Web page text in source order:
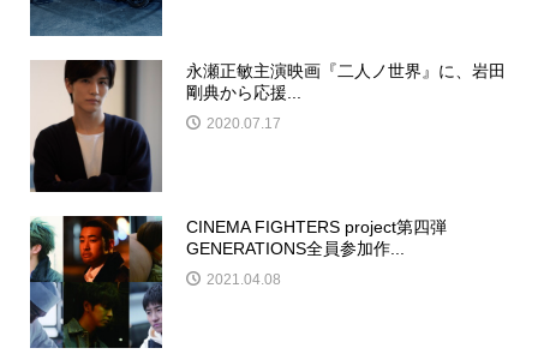
永瀬正敏主演映画『二人ノ世界』に、岩田
剛典から応援...
2020.07.17
CINEMA FIGHTERS project第四弾
GENERATIONS全員参加作...
2021.04.08